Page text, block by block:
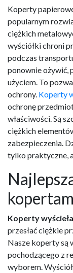
Koperty
popularnym
ciężkich
wyściółki chroni
podczas
ponownie ożywić,
użyciem. To
ochrony. Koperty
ochronę
właściwości. Są
ciężkich
zabezpieczenia.
tylko praktyczne,
Koperty
przesłać ciężkie
Nasze koperty są
pochodzącego z
wyborem.